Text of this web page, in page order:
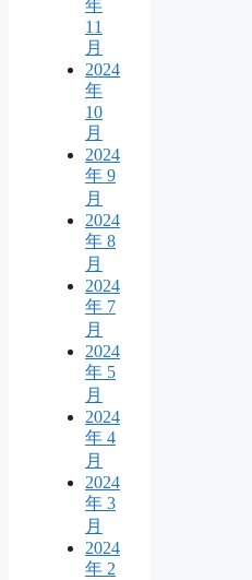
年
11
月
2024
年
10
月
2024
年 9
月
2024
年 8
月
2024
年 7
月
2024
年 5
月
2024
年 4
月
2024
年 3
月
2024
年 2